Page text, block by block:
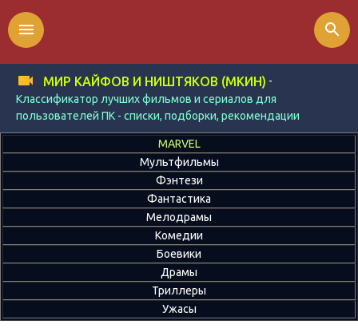
МИР КАЙФОВ И НИШТЯКОВ (МКИН) -
Классификатор лучших фильмов и сериалов для
пользователей ПК - списки, подборки, рекомендации
menu search
MARVEL
Мультфильмы
Фэнтези
Фантастика
Мелодрамы
Комедии
Боевики
Драмы
Триллеры
Ужасы